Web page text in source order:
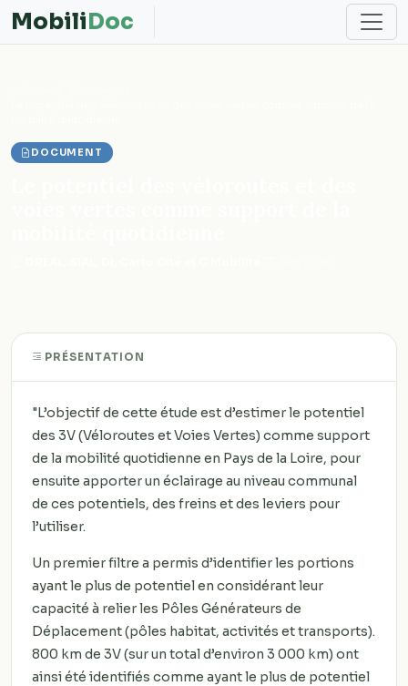
MobiliDoc
DOCUMENT
PRÉSENTATION
"L’objectif de cette étude est d’estimer le potentiel
des 3V(Véloroutes et Voies Vertes) comme support
de la mobilité quotidienne en Pays de la Loire, pour
ensuite apporter un éclairage au niveau communal
de ces potentiels, des freins et des leviers pour
l’utiliser.
Un premier filtre a permis d’identifier les portions
ayant le plus de potentiel en considérant leur
capacité à relier les Pôles Générateurs de
Déplacement (pôles habitat, activités et transports).
800 km de 3V (sur un total d’environ 3 000 km) ont
ainsi été identifiés comme ayant le plus de potentiel